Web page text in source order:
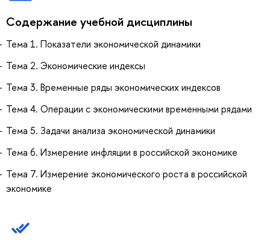
Содержание учебной дисциплины
Тема 1. Показатели экономической динамики
Тема 2. Экономические индексы
Тема 3. Временные ряды экономических индексов
Тема 4. Операции с экономическими временными рядами
Тема 5. Задачи анализа экономической динамики
Тема 6. Измерение инфляции в российской экономике
Тема 7. Измерение экономического роста в российской
экономике